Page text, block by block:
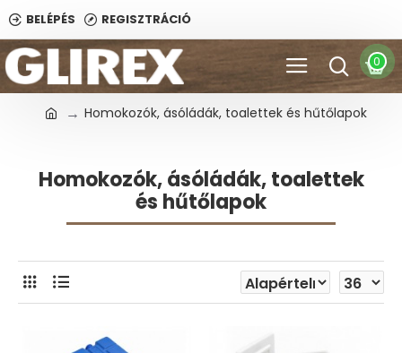
BELÉPÉS REGISZTRÁCIÓ
0
Homokozók, ásóládák, toalettek és hűtőlapok
Homokozók, ásóládák, toalettek
és hűtőlapok